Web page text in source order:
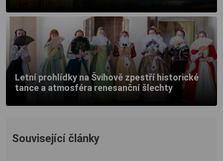
Letní prohlídky na Švihově zpestří historické
tance a atmosféra renesanční šlechty
Související články